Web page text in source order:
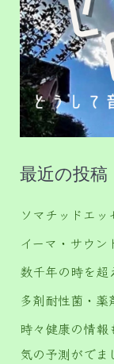
最近の投稿
ソマチッドエ
イーマ・サウン
数千年の時を超
多剤耐性菌・薬
時々健康の情
気の予測がでま